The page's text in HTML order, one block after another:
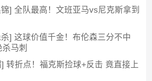
] 全队最高！文班亚马vs尼克斯拿到
] 这球价值千金！布伦森三分不中
马刺
转折点！福克斯捡球+反击 竟直接上